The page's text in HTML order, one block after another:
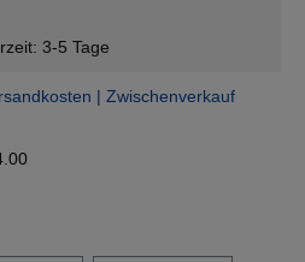
3-5 Tage
| Zwischenverkauf